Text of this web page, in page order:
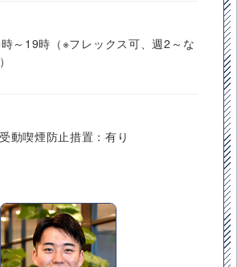
～19時（※フレックス可、週2～な
動喫煙防止措置：有り